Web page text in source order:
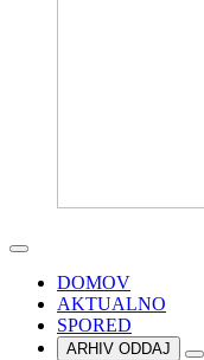
DOMOV
AKTUALNO
SPORED
ARHIV ODDAJ